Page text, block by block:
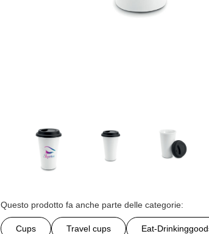
Questo prodotto fa anche parte delle categorie:
Cups Travel cups Eat-